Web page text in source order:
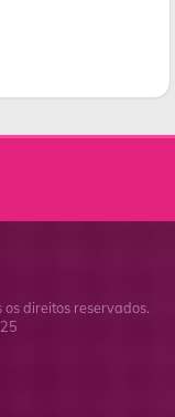
os direitos reservados.